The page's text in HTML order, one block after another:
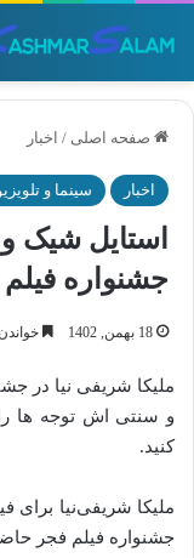
صفحه اصلی / اخبار
اخبار سینما و
استایل شیک و
جشنواره
18 بهمن, 1402 خواندن این
ملیکا شریفی نیا در
و سنتی اش توجه ها
کنید.
ملیکا شریفی‌نیا برای
جشنواره فیلم فجر